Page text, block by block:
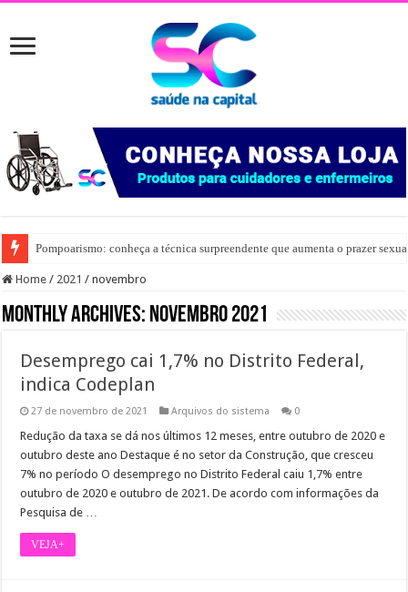
Pompoarismo: conheça a técnica surpreendente que aumenta o prazer
Home / 2021 / novembro
Monthly Archives: novembro 2021
Desemprego cai 1,7% no Distrito Federal,
indica Codeplan
27 de novembro de 2021 Arquivos do sistema 0
Redução da taxa se dá nos últimos 12 meses, entre outubro de 2020 e
outubro deste ano Destaque é no setor da Construção, que cresceu
7% no período O desemprego no Distrito Federal caiu 1,7% entre
outubro de 2020 e outubro de 2021. De acordo com informações da
Pesquisa de …
VEJA+